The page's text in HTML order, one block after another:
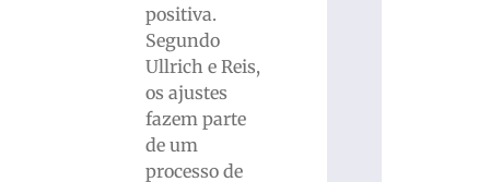
positiva.
Segundo
Ullrich e Reis,
os ajustes
fazem parte
de um
processo de